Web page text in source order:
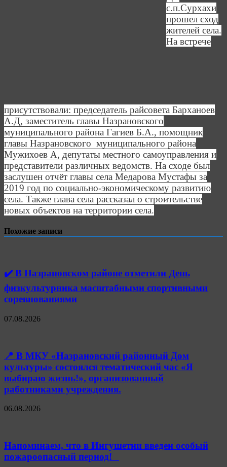
с.п.Сурхахи
прошел сход
жителей села.
На встрече
присутствовали: председатель райсовета Барханоев
А.Д, заместитель главы Назрановского
муниципального района Гагиев Б.А., помощник
главы Назрановского муниципального района
Мужихоев А, депутаты местного самоуправления и
представители различных ведомств. На сходе был
заслушен отчёт главы села Медарова Мустафы за
2019 год по социально-экономическому развитию
села. Также глава села рассказал о строительстве
новых объектов на территории села.
Похожие записи
✔️ В Назрановском районе отметили День
физкультурника масштабными спортивными
соревнованиями
07.08.2026
📍 В МКУ «Назрановский районный Дом
культуры» состоялся тематический час «Я
выбираю жизнь!», организованный
работниками учреждения.
06.08.2026
Напоминаем, что в Ингушетии введен особый
пожароопасный период!⁣⁣⠀